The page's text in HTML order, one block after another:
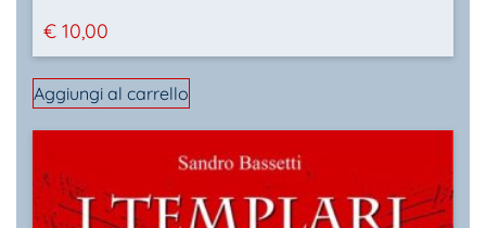
€ 10,00
Aggiungi al carrello